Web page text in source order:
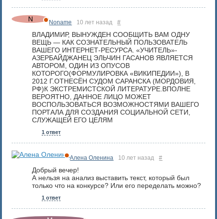
Noname 10 лет назад #
ВЛАДИМИР, ВЫНУЖДЕН СООБЩИТЬ ВАМ ОДНУ
ВЕЩЬ — КАК СОЗНАТЕЛЬНЫЙ ПОЛЬЗОВАТЕЛЬ
ВАШЕГО ИНТЕРНЕТ-РЕСУРСА. «УЧИТЕЛЬ»-
АЗЕРБАЙДЖАНЕЦ ЭЛЬЧИН ГАСАНОВ ЯВЛЯЕТСЯ
АВТОРОМ, ОДИН ИЗ ОПУСОВ
КОТОРОГО(ФОРМУЛИРОВКА «ВИКИПЕДИИ»), В
2012 Г.ОТНЕСЁН СУДОМ САРАНСКА (МОРДОВИЯ,
РФ)К ЭКСТРЕМИСТСКОЙ ЛИТЕРАТУРЕ.ВПОЛНЕ
ВЕРОЯТНО, ДАННОЕ ЛИЦО МОЖЕТ
ВОСПОЛЬЗОВАТЬСЯ ВОЗМОЖНОСТЯМИ ВАШЕГО
ПОРТАЛА ДЛЯ СОЗДАНИЯ СОЦИАЛЬНОЙ СЕТИ,
СЛУЖАЩЕЙ ЕГО ЦЕЛЯМ
1 ответ
Алена Оленина 10 лет назад #
Добрый вечер!
А нельзя на анализ выставить текст, который был
только что на конкурсе? Или его переделать можно?
1 ответ